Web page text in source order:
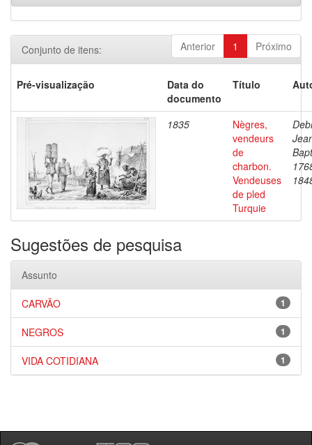
Anterior 1 Próximo
Conjunto de itens:
Pré-visualização
Data do
documento
Título
1835
Nègres,
vendeurs
de
charbon.
Vendeuses
de pled
Turquie
Sugestões de pesquisa
Assunto
1
CARVÃO
1
NEGROS
1
VIDA COTIDIANA